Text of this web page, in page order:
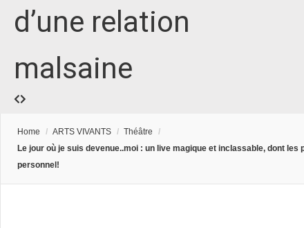
d’une relation
malsaine
Home / ARTS VIVANTS / Théâtre
/
Le jour où je suis devenue..moi : un live magique et inclassable, dont
personnel!